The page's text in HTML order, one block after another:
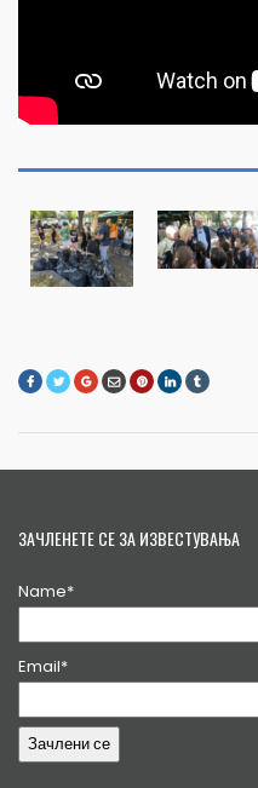
ЗАЧЛЕНЕТЕ СЕ ЗА ИЗВЕСТУВАЊА
Name*
Email*